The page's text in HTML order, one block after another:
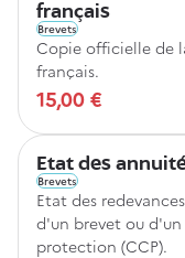
français
Brevets
Copie officielle de
français.
15,00 €
Etat des
Brevets
Etat des
d'un brevet ou
protection (CCP).